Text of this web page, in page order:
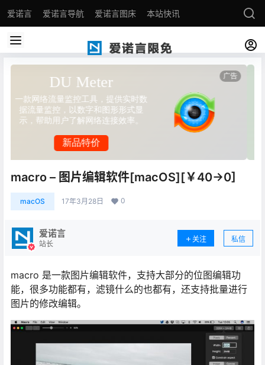
爱诺言 爱诺言导航 爱诺言图床 本站快讯
macro – 图片编辑软件[macOS][￥40→0]
macOS 17年3月28日 0
爱诺言
站长
关注 私信
macro 是一款图片编辑软件，支持大部分的位图编辑功
能，很多功能都有，滤镜什么的也都有，还支持批量进行
图片的修改编辑。